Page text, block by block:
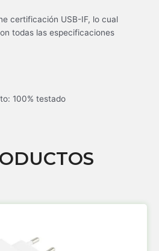
certificación USB-IF, lo cual
todas las especificaciones
100% testado